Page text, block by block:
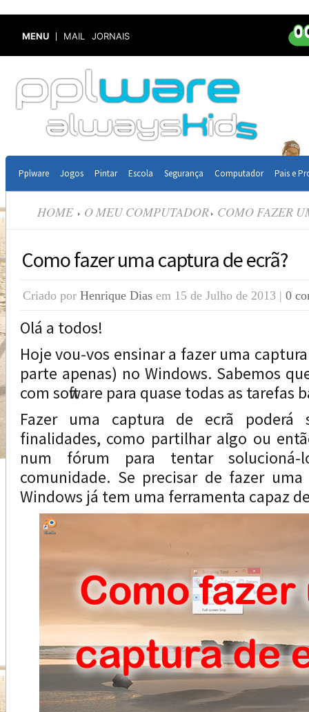
MENU MAIL JORNAIS
Pplware Jogos Pintar Escola Segurança Computador Pais e
HOME O MEU COMPUTADOR COMO FAZER
Como fazer uma captura de ecrã?
Criado por Henrique Dias em 15 de Julho de 2013 | 0
Olá a todos!
Hoje vou-vos ensinar a fazer uma
parte apenas) no Windows. Sabemos
com software para quase todas as tarefas
Fazer uma captura de ecrã poderá
finalidades, como partilhar algo ou
num fórum para tentar
comunidade. Se precisar de fazer
Windows já tem uma ferramenta capaz